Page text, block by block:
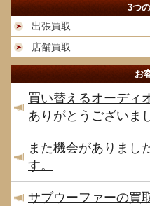
3つ
出張買取
店舗買取
お
買い替えるオーディ
ありがとうございま
また機会がありまし
す。
サブウーファーの買